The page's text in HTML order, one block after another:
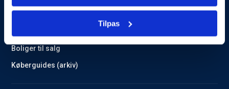
Tilpas
Boliger til salg
Køberguides (arkiv)